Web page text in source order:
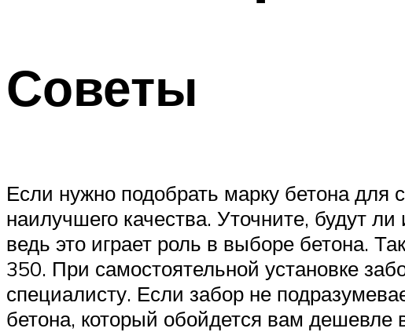
Советы
Если нужно подобрать марку бетона
наилучшего качества. Уточните, будут
ведь это играет роль в выборе бетона.
350. При самостоятельной установке
специалисту. Если забор не
бетона, который обойдется вам дешевле